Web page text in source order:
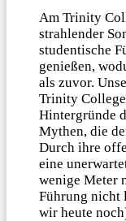
Am Trinity
strahlender
studentische
genießen,
als zuvor.
Trinity
Hintergründe
Mythen, die
Durch ihre
eine
wenige Meter
Führung nicht
wir heute